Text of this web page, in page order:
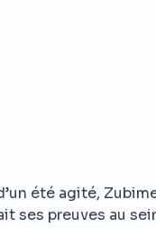
été agité,
ses preuves au